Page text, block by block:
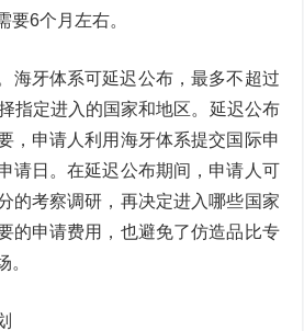
要6个月左右。
海牙体系可延迟公布，最多不超过
指定进入的国家和地区。延迟公布
，申请人利用海牙体系提交国际申
请日。在延迟公布期间，申请人可
的考察调研，再决定进入哪些国家
的申请费用，也避免了仿造品比专
。